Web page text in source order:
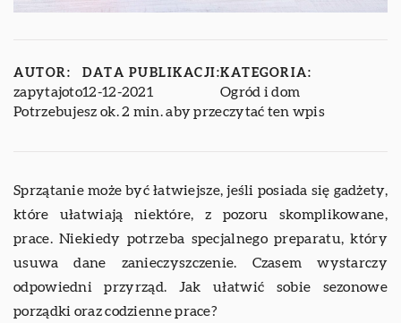
AUTOR:
zapytajoto
DATA PUBLIKACJI:
12-12-2021
KATEGORIA:
Ogród i dom
Potrzebujesz ok. 2 min. aby przeczytać ten wpis
Sprzątanie może być łatwiejsze, jeśli posiada się gadżety,
które ułatwiają niektóre, z pozoru skomplikowane,
prace. Niekiedy potrzeba specjalnego preparatu, który
usuwa dane zanieczyszczenie. Czasem wystarczy
odpowiedni przyrząd. Jak ułatwić sobie sezonowe
porządki oraz codzienne prace?